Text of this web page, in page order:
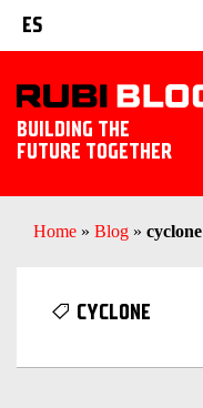
ES
BUILDING THE
FUTURE TOGETHER
INICIO
Home » Blog » cyclone
CYCLONE